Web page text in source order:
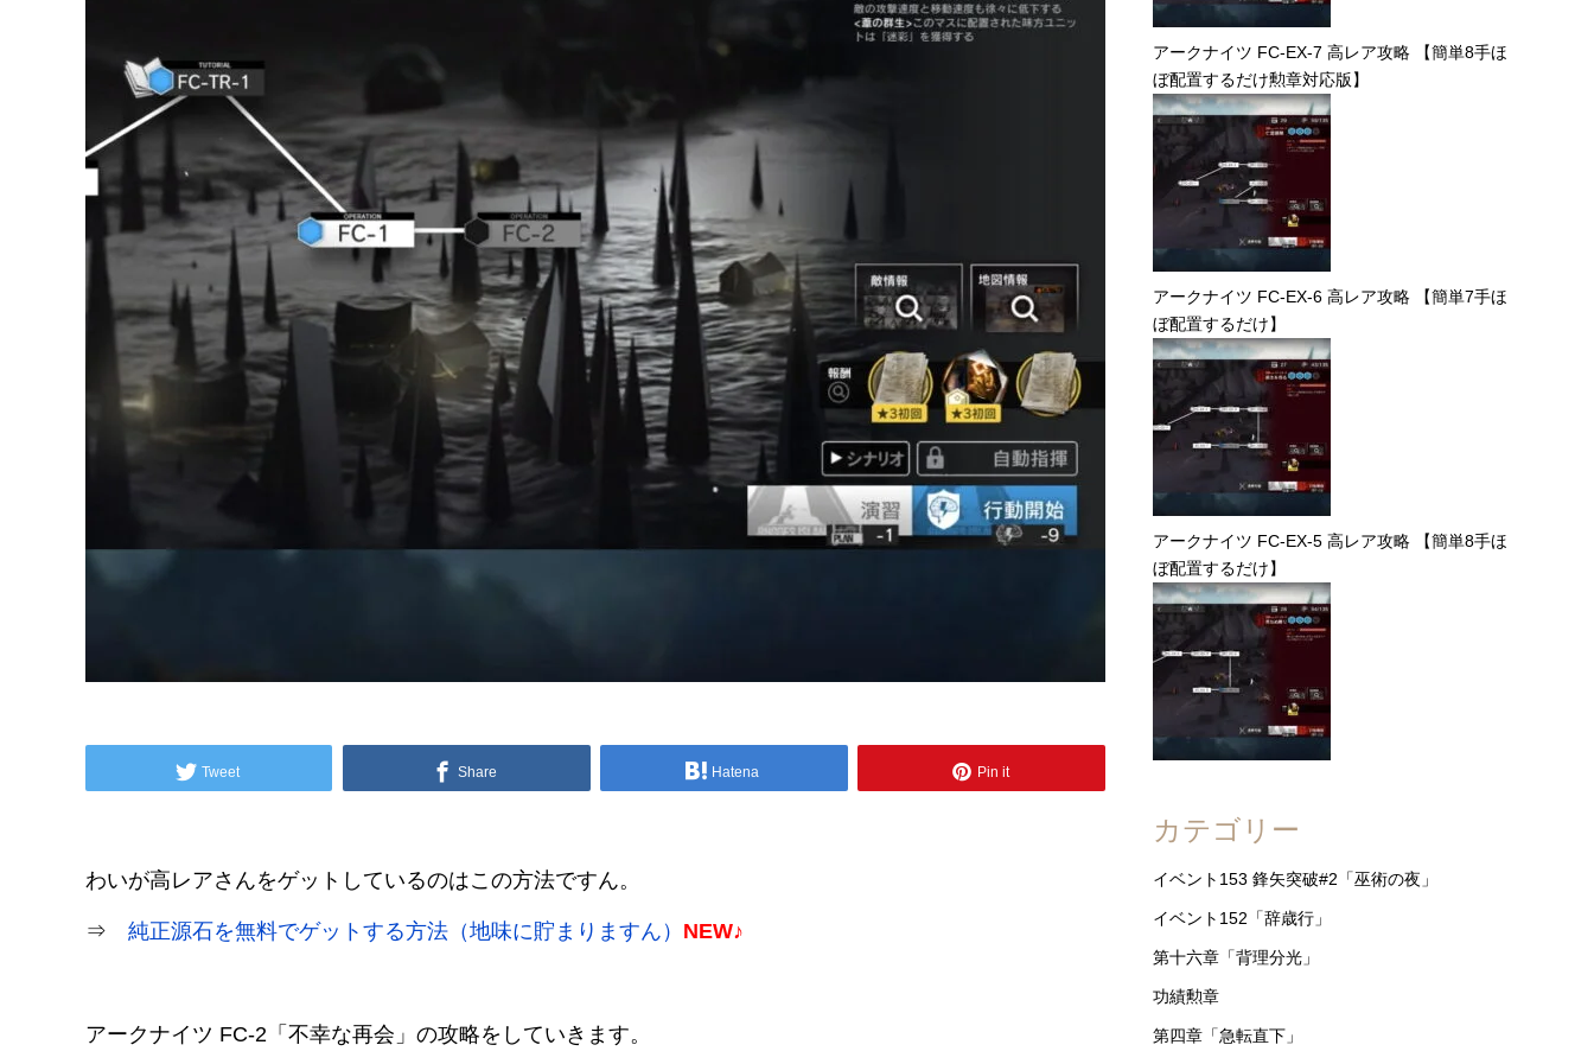
Tweet Share Hatena Pin it
わいが高レアさんをゲットしているのはこの方法ですん。
⇒ 純正源石を無料でゲットする方法（地味に貯まりますん） NEW♪
アークナイツ FC-2「不幸な再会」の攻略をしていきます。
アークナイツ FC-EX-7 高レア攻略 【簡単8手ほ
ぼ配置するだけ勲章対応版】
アークナイツ FC-EX-6 高レア攻略 【簡単7手ほ
ぼ配置するだけ】
アークナイツ FC-EX-5 高レア攻略 【簡単8手ほ
ぼ配置するだけ】
カテゴリー
イベント153 鋒矢突破#2「巫術の夜」
イベント152「辞歳行」
第十六章「背理分光」
功績勲章
第四章「急転直下」